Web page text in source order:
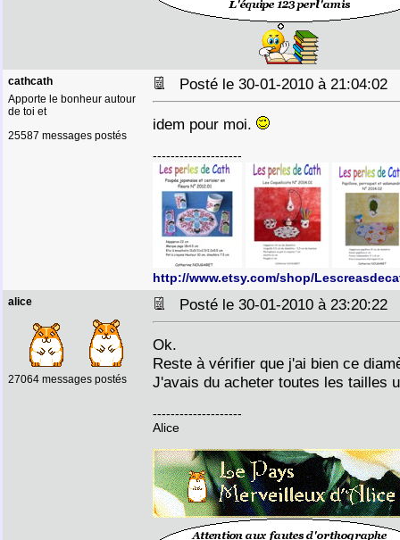
cathcath
Apporte le bonheur autour
de toi et
25587 messages postés
Posté le 30-01-2010 à 21:04:02
idem pour moi.
--------------------
http://www.etsy.com/shop/
alice
27064 messages postés
Posté le 30-01-2010 à 23:20:22
Ok.
Reste à vérifier que j'ai bien ce
J'avais du acheter toutes les tailles
--------------------
Alice